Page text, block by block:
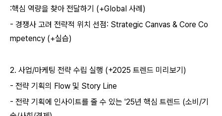
:핵심 역량을 찾아 전달하기 (+GIobaI 사례)
- 경쟁사 고려 전략적 위치 선점: Strategic Canvas & Core Co
mpetency (+실습)
2. 사업/마케팅 전략 수립 실행 (+2025 트렌드 미리보기)
- 전략 기획의 Flow 및 Story Line
- 전략 기획에 인사이트를 줄 수 있는 '25년 핵심 트렌드 (소비 /기